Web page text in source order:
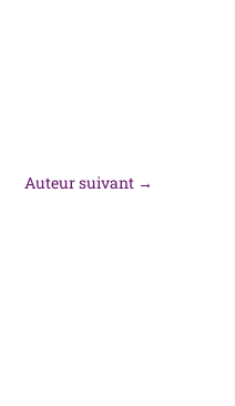
Auteur suivant →